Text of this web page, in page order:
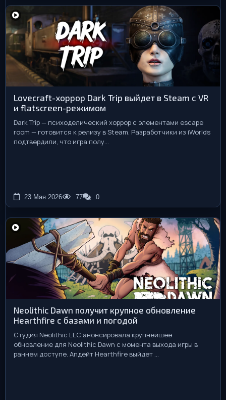
Lovecraft-хоррор Dark Trip выйдет в Steam с VR
и flatscreen-режимом
Dark Trip — психоделический хоррор с элементами escape
room — готовится к релизу в Steam. Разработчики из iWorlds
подтвердили, что игра полу...
23 Мая 2026 77 0
Neolithic Dawn получит крупное обновление
Hearthfire с базами и погодой
Студия Neolithic LLC анонсировала крупнейшее
обновление для Neolithic Dawn с момента выхода игры в
раннем доступе. Апдейт Hearthfire выйдет ...